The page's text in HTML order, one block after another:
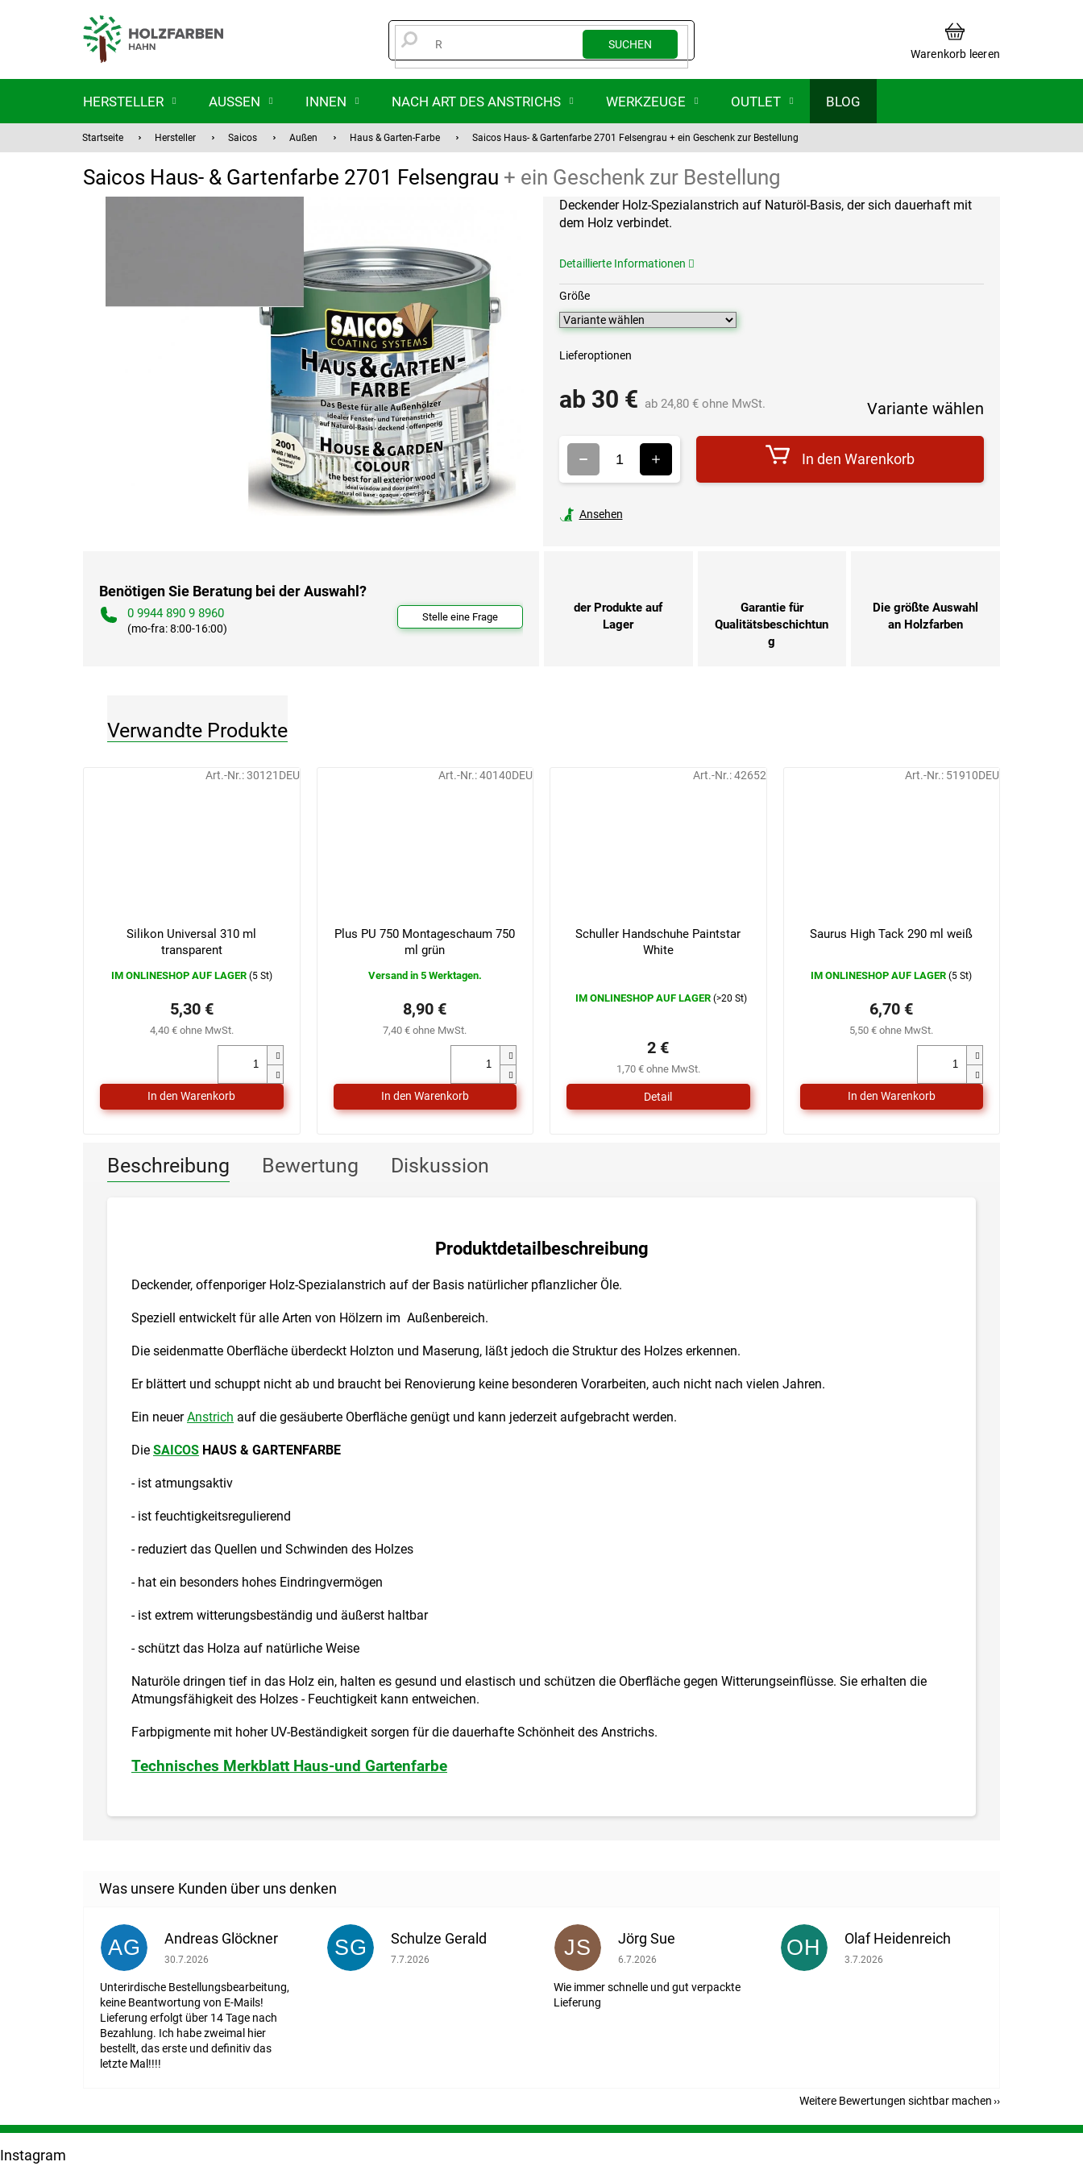
SUCHEN
WARENKORB
Warenkorb leeren
HERSTELLER AUSSEN INNEN NACH ART DES ANSTRICHS WERKZEUGE OUTLET BLOG
Startseite Hersteller Saicos Außen Haus & Garten-Farbe Saicos Haus- & Gartenfarbe 2701 Felsengrau + ein Geschenk zur Bestellung
Saicos Haus- & Gartenfarbe 2701 Felsengrau + ein Geschenk zur Bestellung
ab 30 € ab 24,80 €ohne MwSt. Variante wählen
Größe
Lieferoptionen
In den Warenkorb
Deckender Holz-Spezialanstrich auf Naturöl-Basis, der sich dauerhaft mit
dem Holz verbindet.
Detaillierte Informationen
Ansehen
Benötigen Sie Beratung bei der Auswahl?
0 9944 890 9 8960
(mo-fra: 8:00-16:00)
Stelle eine Frage
der Produkte auf
Lager
Garantie für
Qualitätsbeschichtun
g
Die größte Auswahl
an Holzfarben
Verwandte Produkte
Silikon Universal 310 ml
transparent
IM ONLINESHOP AUF LAGER (5 St)
4,40 € ohne MwSt.
5,30 €
Art.-Nr.:30121DEU
Plus PU 750 Montageschaum 750
ml grün
Versand in 5 Werktagen.
7,40 € ohne MwSt.
8,90 €
Art.-Nr.:40140DEU
Schuller Handschuhe Paintstar
White
Die
von
Sternen.
IM ONLINESHOP AUF LAGER (>20 St)
1,70 € ohne MwSt.
2 €
Detail
Art.-Nr.:42652
Saurus High Tack 290 ml weiß
IM ONLINESHOP AUF LAGER(5 St)
5,50 € ohne MwSt.
6,70 €
Art.-Nr.: 51910DEU
Beschreibung Bewertung Diskussion
Produktdetailbeschreibung
Deckender, offenporiger Holz-Spezialanstrich auf der Basis natürlicher pflanzlicher Öle.
Speziell entwickelt für alle Arten von Hölzern im Außenbereich.
Die seidenmatte Oberfläche überdeckt Holzton und Maserung, läßt jedoch die Struktur des Holzes erkennen.
Er blättert und schuppt nicht ab und braucht bei Renovierung keine besonderen Vorarbeiten, auch nicht nach vielen Jahren.
Ein neuerAnstrich auf die gesäuberte Oberfläche genügt und kann jederzeit aufgebracht werden.
Die SAICOS HAUS & GARTENFARBE
- ist atmungsaktiv
- ist feuchtigkeitsregulierend
- reduziert das Quellen und Schwinden des Holzes
- hat ein besonders hohes Eindringvermögen
- ist extrem witterungsbeständig und äußerst haltbar
- schützt das Holza auf natürliche Weise
Naturöle dringen tief in das Holz ein, halten es gesund und elastisch und schützen die Oberfläche gegen Witterungseinflüsse. Sie erhalten die
Atmungsfähigkeit des Holzes - Feuchtigkeit kann entweichen.
Farbpigmente mit hoher UV-Beständigkeit sorgen für die dauerhafte Schönheit des Anstrichs.
Technisches Merkblatt Haus-und Gartenfarbe
AG Andreas Glöckner
Die Shop-Bewertung beträgt 1 von 5 Sternen.
30.7.2026
Unterirdische Bestellungsbearbeitung,
keine Beantwortung von E-Mails!
Lieferung erfolgt über 14 Tage nach
Bezahlung. Ich habe zweimal hier
bestellt, das erste und definitiv das
letzte Mal!!!!
SG Schulze Gerald
Die Shop-Bewertung beträgt 5 von 5 Sternen.
7.7.2026 JS Jörg Sue
Die Shop-Bewertung beträgt 5 von 5 Sternen.
6.7.2026
Wie immer schnelle und gut verpackte
Lieferung
OH Olaf Heidenreich
Die Shop-Bewertung beträgt 5 von 5 Sternen.
3.7.2026
Weitere Bewertungen sichtbar machen
F
u
Instagram